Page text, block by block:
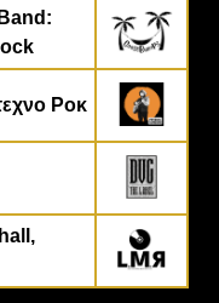
Ροκ